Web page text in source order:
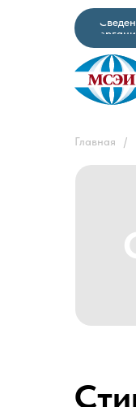
Главная /